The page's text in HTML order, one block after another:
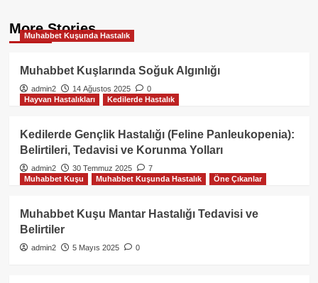
More Stories
Muhabbet Kuşunda Hastalık
Muhabbet Kuşlarında Soğuk Algınlığı
admin2 14 Ağustos 2025
0
Hayvan Hastalıkları
Kedilerde Hastalık
Kedilerde Gençlik Hastalığı (Feline Panleukopenia):
Belirtileri, Tedavisi ve Korunma Yolları
admin2 30 Temmuz 2025
7
Muhabbet Kuşu
Muhabbet Kuşunda Hastalık Öne Çıkanlar
Muhabbet Kuşu Mantar Hastalığı Tedavisi ve
Belirtiler
admin2 5 Mayıs 2025 0